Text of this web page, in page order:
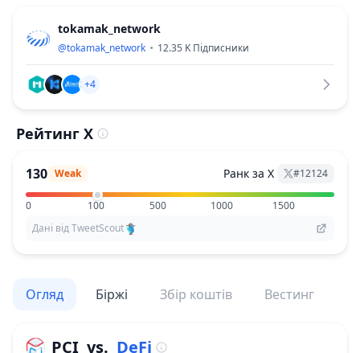
tokamak_network
@tokamak_network 12.35 K Підписники
+4
Рейтинг X
130 Weak Ранк за X #12124
0 100 500 1000
1500
Дані від TweetScout
Огляд Біржі Збір коштів Вестинг
PCI vs. DeFi